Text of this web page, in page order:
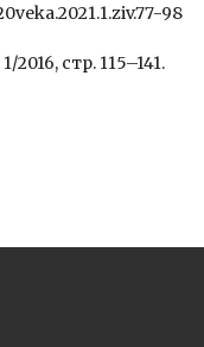
98
1/2016, стр. 115–141.